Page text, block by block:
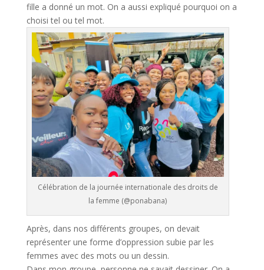
fille a donné un mot. On a aussi expliqué pourquoi on a
choisi tel ou tel mot.
Célébration de la journée internationale des droits de
la femme (@ponabana)
Après, dans nos différents groupes, on devait
représenter une forme d’oppression subie par les
femmes avec des mots ou un dessin.